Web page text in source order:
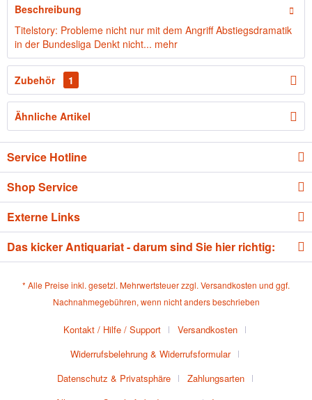
Beschreibung
Titelstory: Probleme nicht nur mit dem Angriff Abstiegsdramatik
in der Bundesliga Denkt nicht... mehr
Zubehör 1
Ähnliche Artikel
Service Hotline
Shop Service
Externe Links
Das kicker Antiquariat - darum sind Sie hier richtig:
* Alle Preise inkl. gesetzl. Mehrwertsteuer zzgl. Versandkosten und ggf.
Nachnahmegebühren, wenn nicht anders beschrieben
Kontakt / Hilfe / Support
Versandkosten
Widerrufsbelehrung & Widerrufsformular
Datenschutz & Privatsphäre
Zahlungsarten